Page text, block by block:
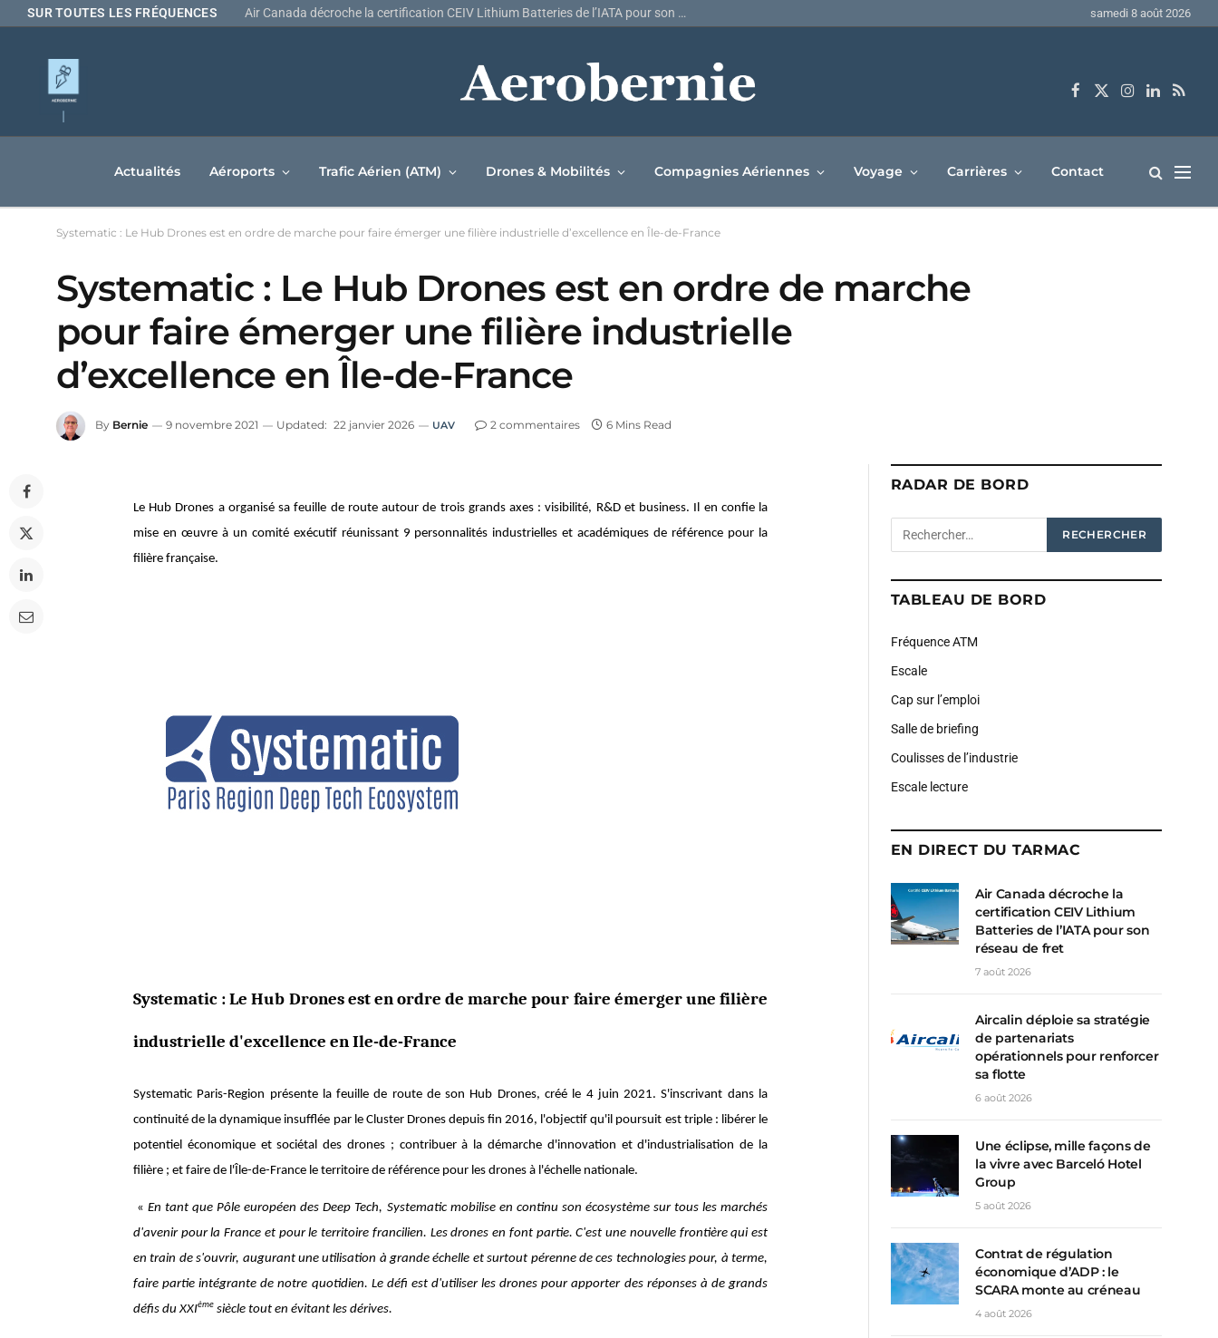
SUR TOUTES LES FRÉQUENCES Air Canada décroche la certification CEIV Lithium Batteries de l’IATA pour son réseau de fret samedi 8 août 2026
Facebook
X
Instagram
LinkedIn
RSS
Actualités Aéroports Trafic Aérien (ATM) Drones & Mobilités Compagnies Aériennes Voyage Carrières Contact
Systematic : Le Hub Drones est en ordre de marche pour faire émerger une filière industrielle d’excellence en Île-de-France
Systematic : Le Hub Drones est en ordre de marche
pour faire émerger une filière industrielle
d’excellence en Île-de-France
By Bernie 9 novembre 2021 Updated: 22 janvier 2026 UAV 2 commentaires 6 Mins Read
Le Hub Drones a organisé sa feuille de route autour de trois grands axes : visibilité, R&D et business. Il en confie la
mise en œuvre à un comité exécutif réunissant 9 personnalités industrielles et académiques de référence pour la
filière française.
Systematic : Le Hub Drones est en ordre de marche pour faire émerger une filière
industrielle d'excellence en Ile-de-France
Systematic Paris-Region présente la feuille de route de son Hub Drones, créé le 4 juin 2021. S'inscrivant dans la
continuité de la dynamique insufflée par le Cluster Drones depuis fin 2016, l'objectif qu'il poursuit est triple : libérer le
potentiel économique et sociétal des drones ; contribuer à la démarche d'innovation et d'industrialisation de la
filière ; et faire de l'Île-de-France le territoire de référence pour les drones à l'échelle nationale.
«En tant que Pôle européen des Deep Tech, Systematic mobilise en continu son écosystème sur tous les marchés
d'avenir pour la France et pour le territoire francilien. Les drones en font partie. C'est une nouvelle frontière qui est
en train de s'ouvrir, augurant une utilisation à grande échelle et surtout pérenne de ces technologies pour, à terme,
faire partie intégrante de notre quotidien. Le défi est d'utiliser les drones pour apporter des réponses à de grands
défis du XXIème siècle tout en évitant les dérives.
RADAR DE BORD
TABLEAU DE BORD
Fréquence ATM
Escale
Cap sur l’emploi
Salle de briefing
Coulisses de l’industrie
Escale lecture
EN DIRECT DU TARMAC
Air Canada décroche la
certification CEIV Lithium
Batteries de l’IATA pour son
réseau de fret
7 août 2026
Aircalin déploie sa stratégie
de partenariats
opérationnels pour renforcer
sa flotte
6 août 2026
Une éclipse, mille façons de
la vivre avec Barceló Hotel
Group
5 août 2026
Contrat de régulation
économique d’ADP : le
SCARA monte au créneau
4 août 2026